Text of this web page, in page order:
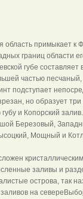
область примыкает к
границ области
губе составляет
частью
подступает
но образует
и Копорский
Березовый,
Мощный и
заливы и
острова, так
на